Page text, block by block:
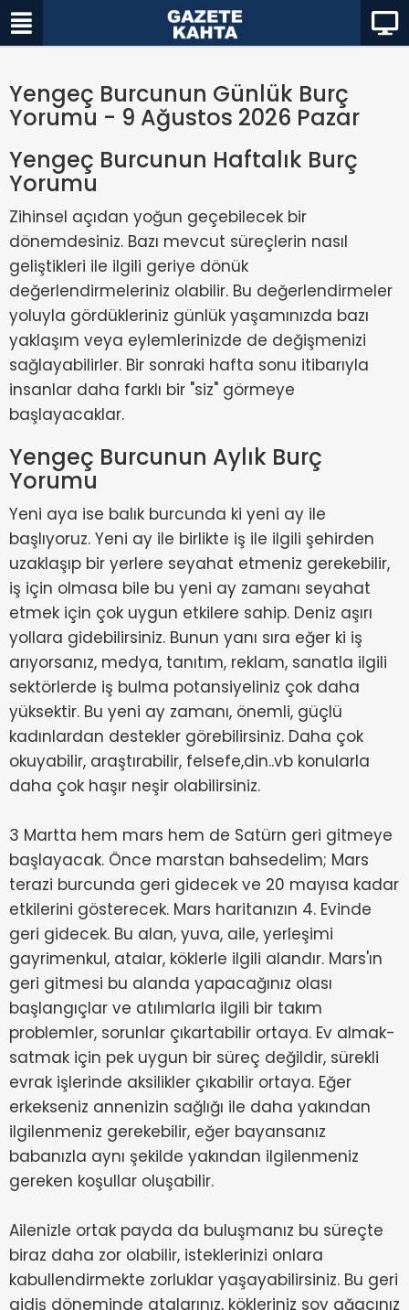
Yengeç Burcunun Günlük Burç
Yorumu - 9 Ağustos 2026 Pazar
Yengeç Burcunun Haftalık Burç
Yorumu
Zihinsel açıdan yoğun geçebilecek bir
dönemdesiniz. Bazı mevcut süreçlerin nasıl
geliştikleri ile ilgili geriye dönük
değerlendirmeleriniz olabilir. Bu değerlendirmeler
yoluyla gördükleriniz günlük yaşamınızda bazı
yaklaşım veya eylemlerinizde de değişmenizi
sağlayabilirler. Bir sonraki hafta sonu itibarıyla
insanlar daha farklı bir "siz" görmeye
başlayacaklar.
Yengeç Burcunun Aylık Burç
Yorumu
Yeni aya ise balık burcunda ki yeni ay ile
başlıyoruz. Yeni ay ile birlikte iş ile ilgili şehirden
uzaklaşıp bir yerlere seyahat etmeniz gerekebilir,
iş için olmasa bile bu yeni ay zamanı seyahat
etmek için çok uygun etkilere sahip. Deniz aşırı
yollara gidebilirsiniz. Bunun yanı sıra eğer ki iş
arıyorsanız, medya, tanıtım, reklam, sanatla ilgili
sektörlerde iş bulma potansiyeliniz çok daha
yüksektir. Bu yeni ay zamanı, önemli, güçlü
kadınlardan destekler görebilirsiniz. Daha çok
okuyabilir, araştırabilir, felsefe,din..vb konularla
daha çok haşır neşir olabilirsiniz.
3 Martta hem mars hem de Satürn geri gitmeye
başlayacak. Önce marstan bahsedelim; Mars
terazi burcunda geri gidecek ve 20 mayısa kadar
etkilerini gösterecek. Mars haritanızın 4. Evinde
geri gidecek. Bu alan, yuva, aile, yerleşimi
gayrimenkul, atalar, köklerle ilgili alandır. Mars'ın
geri gitmesi bu alanda yapacağınız olası
başlangıçlar ve atılımlarla ilgili bir takım
problemler, sorunlar çıkartabilir ortaya. Ev almak-
satmak için pek uygun bir süreç değildir, sürekli
evrak işlerinde aksilikler çıkabilir ortaya. Eğer
erkekseniz annenizin sağlığı ile daha yakından
ilgilenmeniz gerekebilir, eğer bayansanız
babanızla aynı şekilde yakından ilgilenmeniz
gereken koşullar oluşabilir.
Ailenizle ortak payda da buluşmanız bu süreçte
biraz daha zor olabilir, isteklerinizi onlara
kabullendirmekte zorluklar yaşayabilirsiniz. Bu geri
gidiş döneminde atalarınız, kökleriniz soy ağacınız